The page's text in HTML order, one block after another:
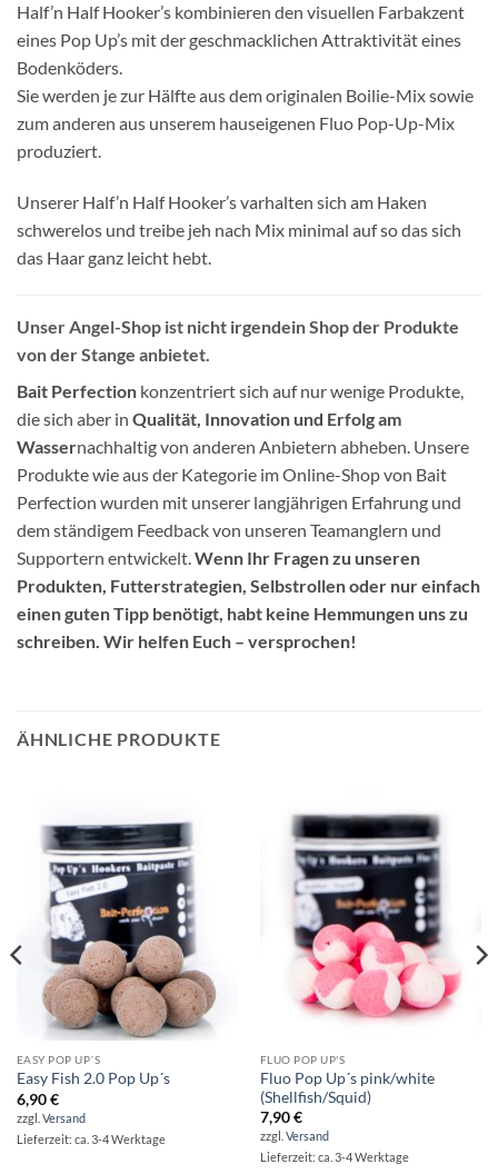
Half’n Half Hooker’s kombinieren den visuellen Farbakzent
eines Pop Up’s mit der geschmacklichen Attraktivität eines
Bodenköders.
Sie werden je zur Hälfte aus dem originalen Boilie-Mix sowie
zum anderen aus unserem hauseigenen Fluo Pop-Up-Mix
produziert.
Unserer Half’n Half Hooker’s varhalten sich am Haken
schwerelos und treibe jeh nach Mix minimal auf so das sich
das Haar ganz leicht hebt.
Unser Angel-Shop ist nicht irgendein Shop der Produkte
von der Stange anbietet.
Bait Perfection konzentriert sich auf nur wenige Produkte,
die sich aber in Qualität, Innovation und Erfolg am
Wassernachhaltig von anderen Anbietern abheben. Unsere
Produkte wie aus der Kategorie im Online-Shop von Bait
Perfection wurden mit unserer langjährigen Erfahrung und
dem ständigem Feedback von unseren Teamanglern und
Supportern entwickelt. Wenn Ihr Fragen zu unseren
Produkten, Futterstrategien, Selbstrollen oder nur einfach
einen guten Tipp benötigt, habt keine Hemmungen uns zu
schreiben. Wir helfen Euch – versprochen!
ÄHNLICHE PRODUKTE
EASY POP UP´S
Easy Fish 2.0 Pop Up´s
6,90€
zzgl. Versand
Lieferzeit: ca. 3-4 Werktage
FLUO POP UP'S
Fluo Pop Up´s pink/white
(Shellfish/Squid)
7,90€
zzgl. Versand
Lieferzeit: ca. 3-4 Werktage